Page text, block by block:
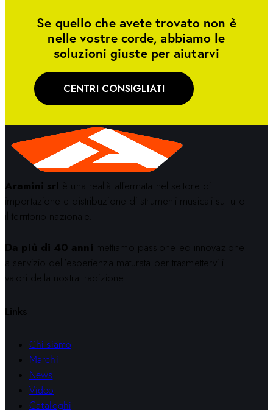
Se quello che avete trovato non è
nelle vostre corde, abbiamo le
soluzioni giuste per aiutarvi
CENTRI CONSIGLIATI
Aramini srl è una realtà affermata nel settore di
importazione e distribuzione di strumenti musicali su tutto
il territorio nazionale.
Da più di 40 anni mettiamo passione ed innovazione
a servizio dell’esperienza maturata per trasmettervi i
valori della nostra tradizione.
Links
Chi siamo
Marchi
News
Video
Cataloghi